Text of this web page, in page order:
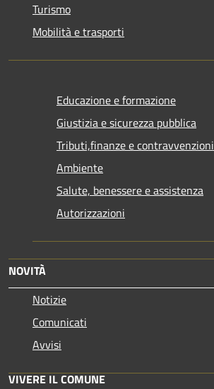
Turismo
Mobilità e trasporti
Educazione e formazione
Giustizia e sicurezza pubblica
Tributi,finanze e contravvenzioni
Ambiente
Salute, benessere e assistenza
Autorizzazioni
NOVITÀ
Notizie
Comunicati
Avvisi
VIVERE IL COMUNE